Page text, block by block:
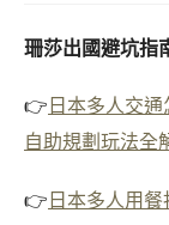
珊莎出國避坑指
👉 日本多人交
自助規劃玩法全
👉 日本多人用